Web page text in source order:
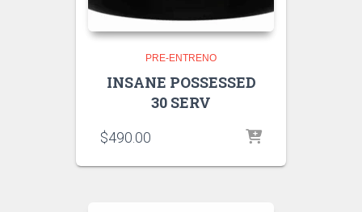
PRE-ENTRENO
INSANE POSSESSED
30 SERV
$490.00